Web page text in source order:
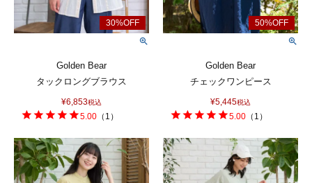
Golden Bear
タックロングブラウス
¥6,853税込
5.00 （ 1 ）
Golden Bear
チェックワンピース
¥5,445税込
5.00 （ 1 ）